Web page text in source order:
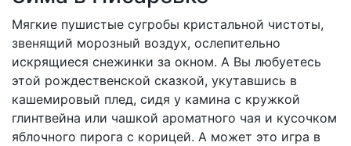
Мягкие пушистые сугробы кристальной чистоты,
звенящий морозный воздух, ослепительно
искрящиеся снежинки за окном. А Вы любуетесь
этой рождественской сказкой, укутавшись в
кашемировый плед, сидя у камина с кружкой
глинтвейна или чашкой ароматного чая и кусочком
яблочного пирога с корицей. А может это игра в